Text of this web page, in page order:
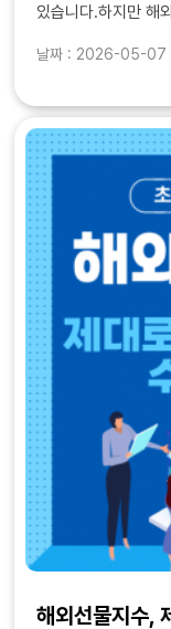
있습니다.하지만 해
경우가 많고, 그 이
날짜 : 2026-05-07
해외선물지수,